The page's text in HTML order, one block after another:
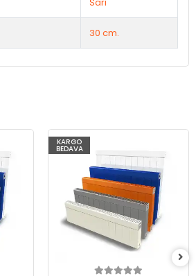
30 cm.
KARGO
BEDAVA